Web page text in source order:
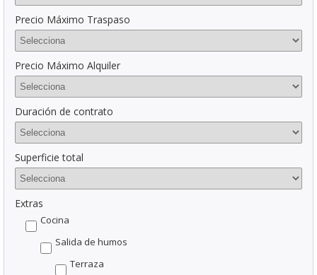
Precio Máximo Traspaso
Precio Máximo Alquiler
Duración de contrato
Superficie total
Extras
Cocina
Salida de humos
Terraza